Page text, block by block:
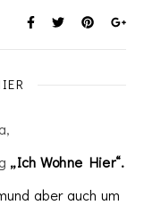
„Ich Wohne Hier“.
aber auch um